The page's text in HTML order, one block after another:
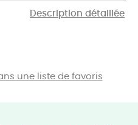
Description détaillée
une liste de favoris